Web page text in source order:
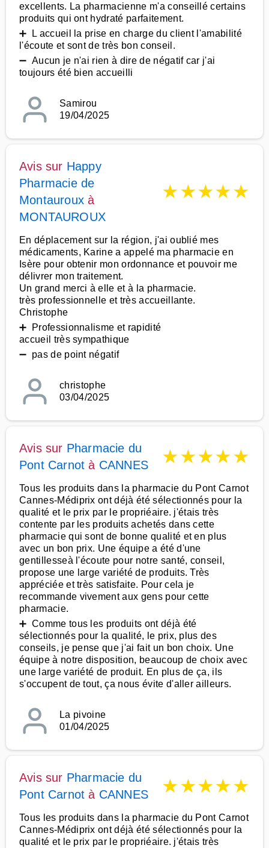
excellents. La pharmacienne m'a conseillé certains
produits qui ont hydraté parfaitement.
➕ L accueil la prise en charge du client l'amabilité
l'écoute et sont de très bon conseil.
➖ Aucun je n'ai rien à dire de négatif car j'ai
toujours été bien accueilli
Samirou
19/04/2025
Avis sur Happy
Pharmacie de
Montauroux à
MONTAUROUX
★★★★★
En déplacement sur la région, j'ai oublié mes
médicaments, Karine a appelé ma pharmacie en
Isère pour obtenir mon ordonnance et pouvoir me
délivrer mon traitement.
Un grand merci à elle et à la pharmacie.
très professionnelle et très accueillante.
Christophe
➕ Professionnalisme et rapidité
accueil très sympathique
➖ pas de point négatif
christophe
03/04/2025
Avis sur Pharmacie du
Pont Carnot à CANNES ★★★★★
Tous les produits dans la pharmacie du Pont Carnot
Cannes-Médiprix ont déjà été sélectionnés pour la
qualité et le prix par le propriéaire. j'étais très
contente par les produits achetés dans cette
pharmacie qui sont de bonne qualité et en plus
avec un bon prix. Une équipe a été d'une
gentillesseà l'écoute pour notre santé, conseil,
propose une large variété de produits. Très
appréciée et très satisfaite. Pour cela je
recommande vivement aux gens pour cette
pharmacie.
➕ Comme tous les produits ont déjà été
sélectionnés pour la qualité, le prix, plus des
conseils, je pense que j'ai fait un bon choix. Une
équipe à notre disposition, beaucoup de choix avec
une large variété de produit. En plus de ça, ils
s'occupent de tout, ça nous évite d'aller ailleurs.
La pivoine
01/04/2025
Avis sur Pharmacie du
Pont Carnot à CANNES ★★★★★
Tous les produits dans la pharmacie du Pont Carnot
Cannes-Médiprix ont déjà été sélectionnés pour la
qualité et le prix par le propriéaire. j'étais très